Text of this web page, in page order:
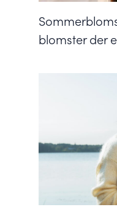
blomster der